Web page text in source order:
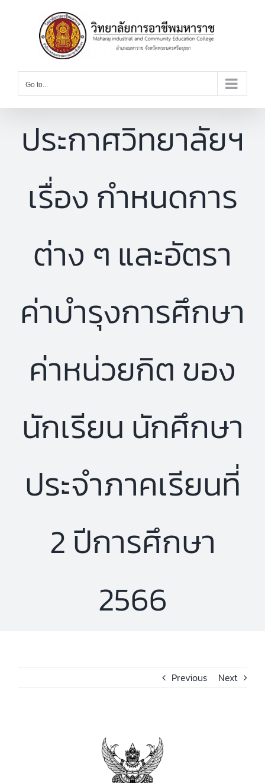
Go to...
ประกาศวิทยาลัยฯ
เรื่อง กำหนดการ
ต่าง ๆ และอัตรา
ค่าบำรุงการศึกษา
ค่าหน่วยกิต ของ
นักเรียน นักศึกษา
ประจำภาคเรียนที่
2 ปีการศึกษา
2566
Previous Next